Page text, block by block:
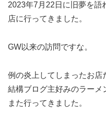
2023年7月22日に旧夢を語
店に行ってきました。
GW以来の訪問ですな。
例の炎上してしまったお店
結構ブログ主好みのラーメ
また行ってきました。